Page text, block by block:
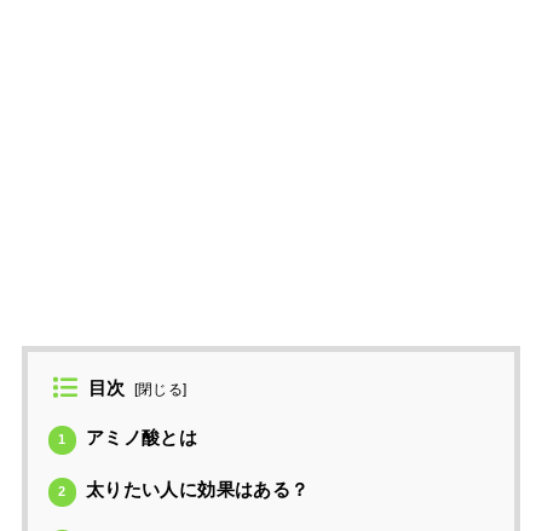
目次 [閉じる]
1 アミノ酸とは
2 太りたい人に効果はある？